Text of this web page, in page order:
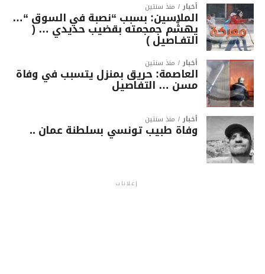
أخبار منذ سنتين
الملاسين: بسبب “نصبة في السوق “…
يهشّم جمجمته بقضيب حديدي … (
التفـاصيل )
أخبار منذ سنتين
العاصمة: حريق بمنزل يتسبب في وفاة
مسن … التفاصيل
أخبار منذ سنتين
وفاة طبيب تونسي بسلطنة عمان ..
إعلانات